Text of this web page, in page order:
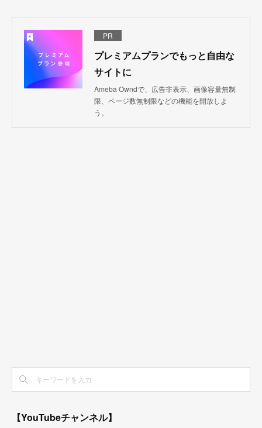
PR
プレミアムプランでもっと自由な
サイトに
Ameba Owndで、広告非表示、画像容量無制
限、ページ数無制限などの機能を開放しよ
う。
【YouTubeチャンネル】